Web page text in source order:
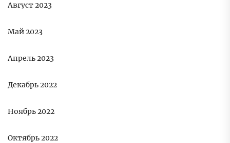
Август 2023
Май 2023
Апрель 2023
Декабрь 2022
Ноябрь 2022
Октябрь 2022